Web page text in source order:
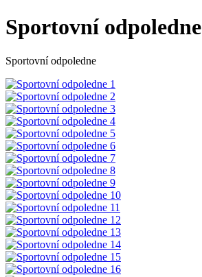
Sportovní odpoledne
Sportovní odpoledne